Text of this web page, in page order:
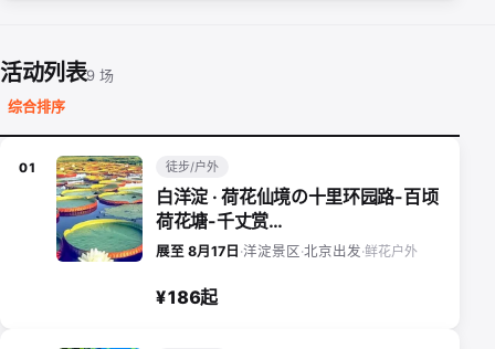
活动列表9 场
综合排序
01 徒步/户外
白洋淀 · 荷花仙境の十里环园路-百顷
荷花塘-千丈赏…
展至 8月17日 ·洋淀景区·北京出发·鲜花户外
¥186起